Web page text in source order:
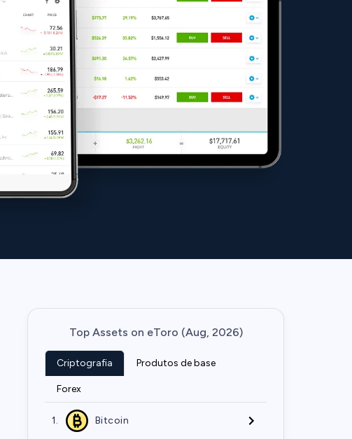
Top Assets on eToro (Aug, 2026)
Criptografia Produtos de base
Forex
1. Bitcoin